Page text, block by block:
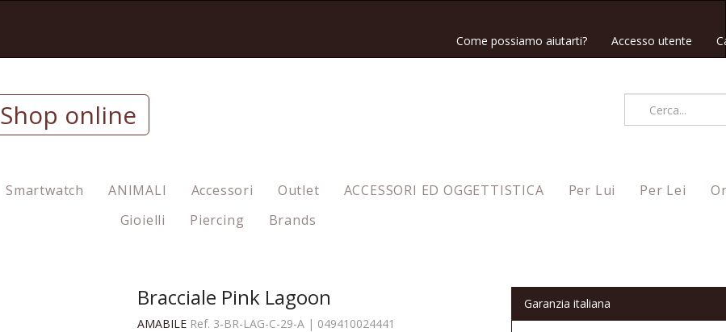
Accesso utente
Come possiamo aiutarti?
Shop online
Smartwatch ANIMALI Accessori Outlet ACCESSORI ED OGGETTISTICA Per Lui Per Lei
Gioielli
Piercing Brands
Bracciale Pink Lagoon
AMABILE Ref. 3-BR-LAG-C-29-A | 049410024441
Garanzia italiana